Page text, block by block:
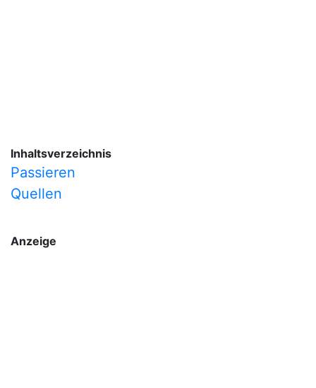
Inhaltsverzeichnis
Passieren
Quellen
Anzeige